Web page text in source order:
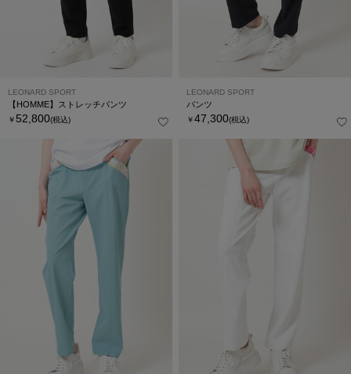
LEONARD SPORT
【HOMME】ストレッチパンツ
￥ 52,800(税込)
LEONARD SPORT
パンツ
￥47,300(税込)